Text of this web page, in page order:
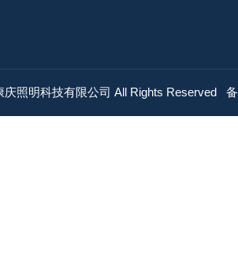
庆照明科技有限公司 All Rights Reserved